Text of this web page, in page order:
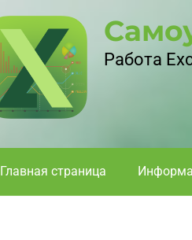
Работа
Главная страница